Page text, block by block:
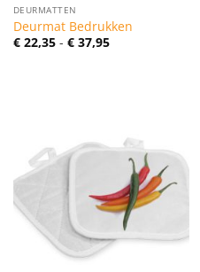
DEURMATTEN
Deurmat Bedrukken
€22,35 - €37,95Prijsklasse:
€ 22,35